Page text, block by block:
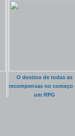
O destino de todas as
recompensas no começo
um RPG